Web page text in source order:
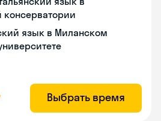
консерватории
язык в Миланском
Выбрать время